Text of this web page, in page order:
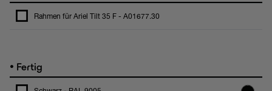
Rahmen für Ariel Tilt 35 F - A01677.30
• Fertig